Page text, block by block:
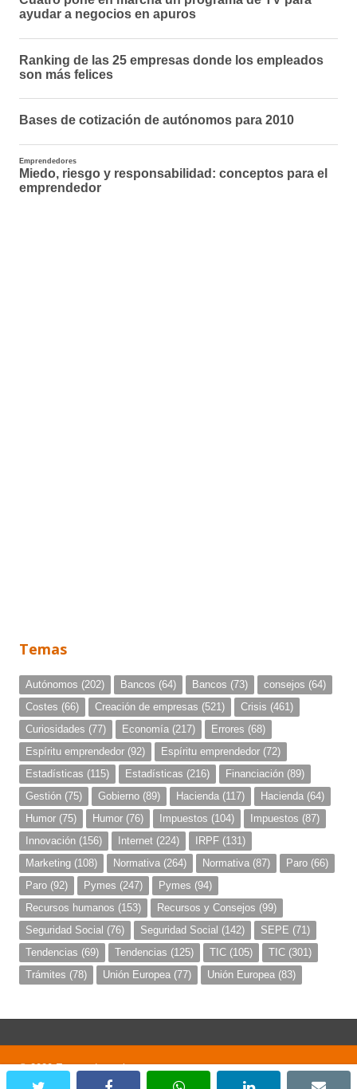
Temas
Autónomos (202) Bancos (64) Bancos (73) consejos (64)
Costes (66) Creación de empresas (521) Crisis (461)
Curiosidades (77) Economía (217) Errores (68)
Espíritu emprendedor (92) Espíritu emprendedor (72)
Estadísticas (115) Estadísticas (216) Financiación (89)
Gestión (75) Gobierno (89) Hacienda (117) Hacienda (64)
Humor (75) Humor (76) Impuestos (104) Impuestos (87)
Innovación (156) Internet (224) IRPF (131)
Marketing (108) Normativa (264) Normativa (87) Paro (66)
Paro (92) Pymes (247) Pymes (94)
Recursos humanos (153) Recursos y Consejos (99)
Seguridad Social (76) Seguridad Social (142) SEPE (71)
Tendencias (69) Tendencias (125) TIC (105) TIC (301)
Trámites (78) Unión Europea (77) Unión Europea (83)
© 2020 Emprendemania